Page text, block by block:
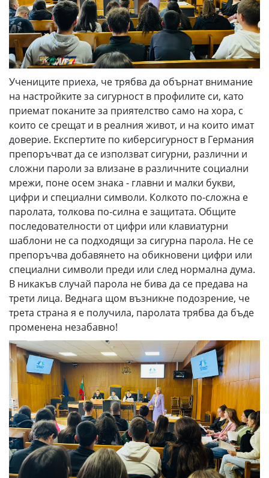
Учениците приеха, че трябва да обърнат внимание
на настройките за сигурност в профилите си, като
приемат поканите за приятелство само на хора, с
които се срещат и в реалния живот, и на които имат
доверие. Експертите по киберсигурност в Германия
препоръчват да се използват сигурни, различни и
сложни пароли за влизане в различните социални
мрежи, поне осем знака - главни и малки букви,
цифри и специални символи. Колкото по-сложна е
паролата, толкова по-силна е защитата. Общите
последователности от цифри или клавиатурни
шаблони не са подходящи за сигурна парола. Не се
препоръчва добавянето на обикновени цифри или
специални символи преди или след нормална дума.
В никакъв случай парола не бива да се предава на
трети лица. Веднага щом възникне подозрение, че
трета страна я е получила, паролата трябва да бъде
променена незабавно!